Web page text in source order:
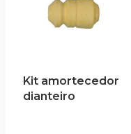
Kit amortecedor
dianteiro